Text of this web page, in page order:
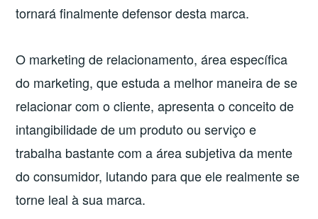
tornará finalmente defensor desta marca.
O marketing de relacionamento, área específica
do marketing, que estuda a melhor maneira de se
relacionar com o cliente, apresenta o conceito de
intangibilidade de um produto ou serviço e
trabalha bastante com a área subjetiva da mente
do consumidor, lutando para que ele realmente se
torne leal à sua marca.